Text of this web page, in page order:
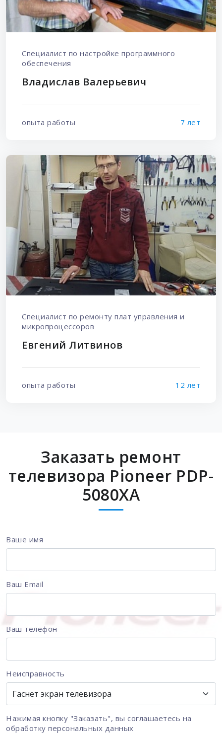
Специалист по настройке программного
обеспечения
Владислав Валерьевич
опыта работы 7 лет
Специалист по ремонту плат управления и
микропроцессоров
Евгений Литвинов
опыта работы 12 лет
Заказать ремонт
телевизора Pioneer PDP-
5080XA
Ваше имя
Ваш Email
Ваш телефон
Неисправность
Нажимая кнопку "Заказать", вы соглашаетесь на
обработку персональных данных